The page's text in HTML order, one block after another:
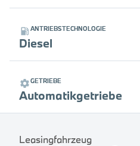
ANTRIEBSTECHNOLOGIE
Diesel
GETRIEBE
Automatikgetriebe
Leasingfahrzeug